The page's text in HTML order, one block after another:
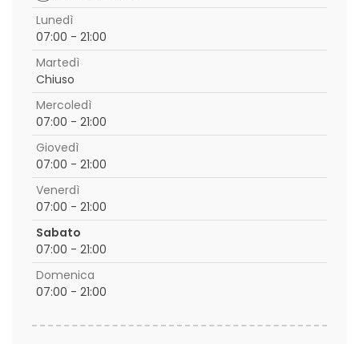
Lunedì
07:00 - 21:00
Martedì
Chiuso
Mercoledì
07:00 - 21:00
Giovedì
07:00 - 21:00
Venerdì
07:00 - 21:00
Sabato
07:00 - 21:00
Domenica
07:00 - 21:00